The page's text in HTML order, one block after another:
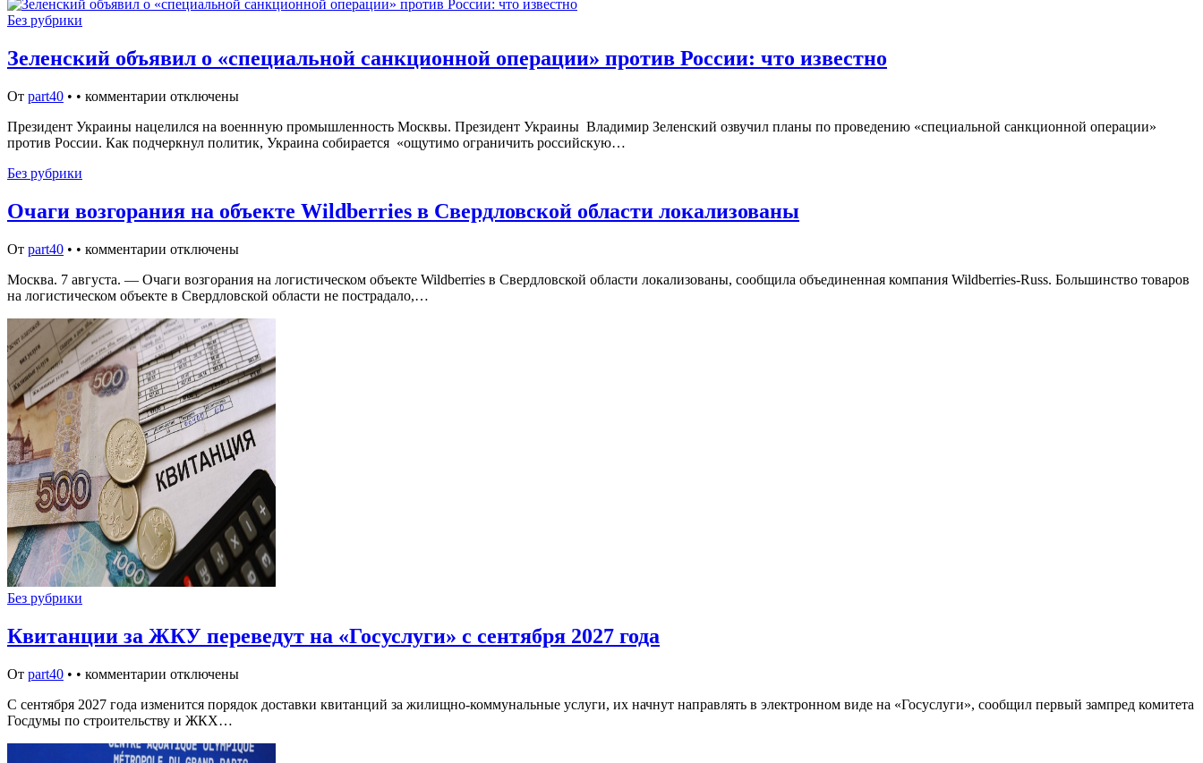
Без рубрики
Зеленский объявил о «специальной санкционной операции» против России: что известно
От part40 • • комментарии отключены
Президент Украины нацелился на военнную промышленность Москвы. Президент Украины Владимир Зеленский озвучил планы по проведению «специальной санкционной операции»
против России. Как подчеркнул политик, Украина собирается «ощутимо ограничить российскую…
Без рубрики
Очаги возгорания на объекте Wildberries в Свердловской области локализованы
От part40 • • комментарии отключены
Москва. 7 августа. — Очаги возгорания на логистическом объекте Wildberries в Свердловской области локализованы, сообщила объединенная компания Wildberries-Russ. Большинство товаров
на логистическом объекте в Свердловской области не пострадало,…
Без рубрики
Квитанции за ЖКУ переведут на «Госуслуги» с сентября 2027 года
От part40 • • комментарии отключены
С сентября 2027 года изменится порядок доставки квитанций за жилищно-коммунальные услуги, их начнут направлять в электронном виде на «Госуслуги», сообщил первый зампред комитета
Госдумы по строительству и ЖКХ…